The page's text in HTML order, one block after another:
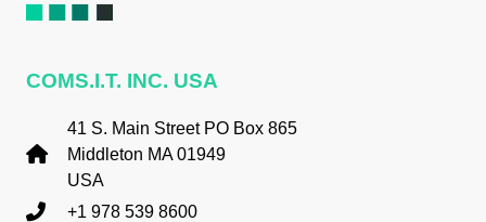
COMS.I.T. INC. USA
41 S. Main Street PO Box 865
Middleton MA 01949
USA
+1 978 539 8600